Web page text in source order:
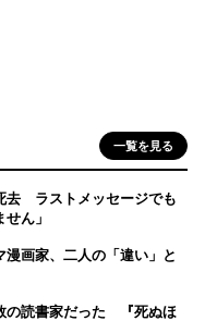
一覧を見る
去 ラストメッセージでも
ん」
画家、二人の「違い」と
の読書家だった 『死ぬほ